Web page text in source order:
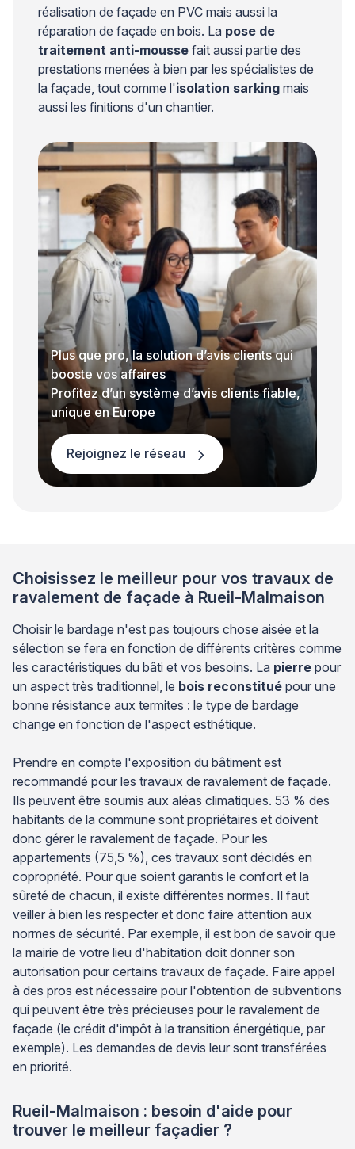
réalisation de façade en PVC mais aussi la
réparation de façade en bois. La pose de
traitement anti-mousse fait aussi partie des
prestations menées à bien par les spécialistes de
la façade, tout comme l'isolation sarking mais
aussi les finitions d'un chantier.
Plus que pro, la solution d’avis clients qui
booste vos affaires
Profitez d’un système d’avis clients fiable,
unique en Europe
Rejoignez le réseau
Choisissez le meilleur pour vos travaux de
ravalement de façade à Rueil-Malmaison
Choisir le bardage n'est pas toujours chose aisée et la
sélection se fera en fonction de différents critères comme
les caractéristiques du bâti et vos besoins. La pierre pour
un aspect très traditionnel, le bois reconstitué pour une
bonne résistance aux termites : le type de bardage
change en fonction de l'aspect esthétique.
Prendre en compte l'exposition du bâtiment est
recommandé pour les travaux de ravalement de façade.
Ils peuvent être soumis aux aléas climatiques. 53 % des
habitants de la commune sont propriétaires et doivent
donc gérer le ravalement de façade. Pour les
appartements (75,5 %), ces travaux sont décidés en
copropriété. Pour que soient garantis le confort et la
sûreté de chacun, il existe différentes normes. Il faut
veiller à bien les respecter et donc faire attention aux
normes de sécurité. Par exemple, il est bon de savoir que
la mairie de votre lieu d'habitation doit donner son
autorisation pour certains travaux de façade. Faire appel
à des pros est nécessaire pour l'obtention de subventions
qui peuvent être très précieuses pour le ravalement de
façade (le crédit d'impôt à la transition énergétique, par
exemple). Les demandes de devis leur sont transférées
en priorité.
Rueil-Malmaison : besoin d'aide pour
trouver le meilleur façadier ?